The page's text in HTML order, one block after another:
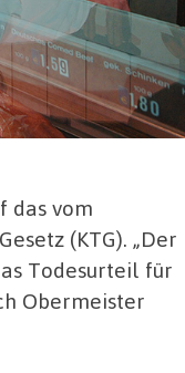
das vom
(KTG). „Der
Todesurteil für
Obermeister